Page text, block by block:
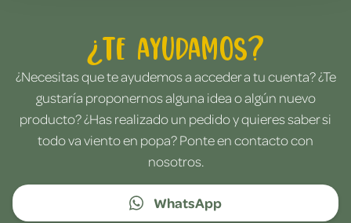
¿Te ayudamos?
¿Necesitas que te ayudemos a acceder a tu cuenta? ¿Te
gustaría proponernos alguna idea o algún nuevo
producto? ¿Has realizado un pedido y quieres saber si
todo va viento en popa? Ponte en contacto con
nosotros.
WhatsApp